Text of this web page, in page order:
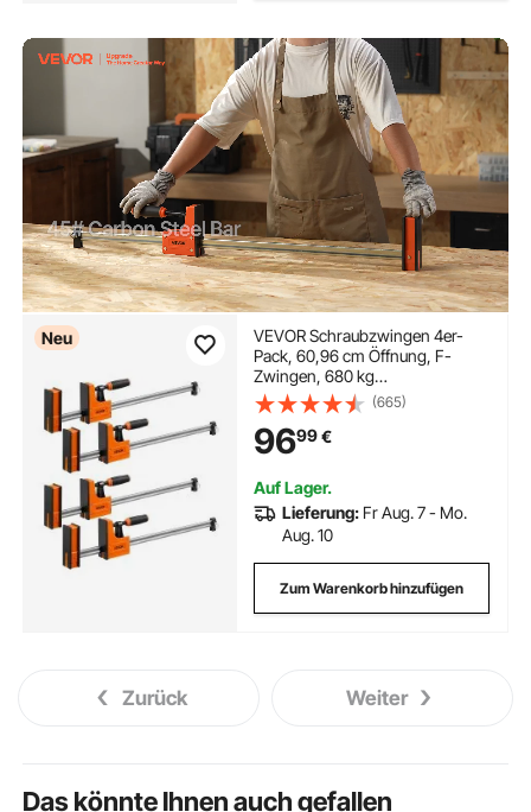
Neu
VEVOR Schraubzwingen 4er-
Pack, 60,96 cm Öffnung, F-
Zwingen, 680 kg
Klemmzwingen, 2-fach
Klemm-/Spreizfunktion, Weiche
Gummifüße, Stange aus
Kohlenstoffstahl, für Holz- &
Metallbearbeitung
(665)
9699€
Auf Lager.
Lieferung: Fr Aug. 7 - Mo.
Aug. 10
Zum Warenkorb hinzufügen
Zurück Weiter
Das könnte Ihnen auch gefallen